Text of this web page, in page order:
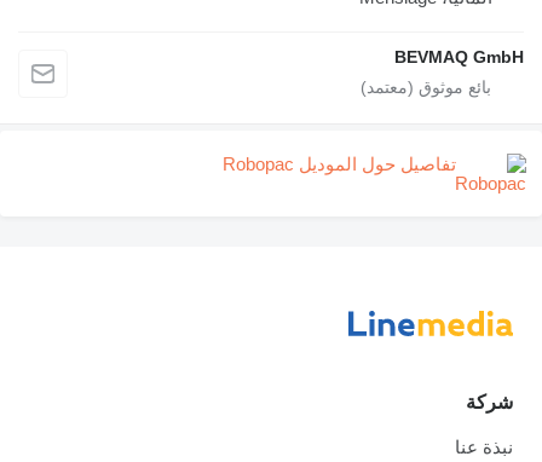
BEVMAQ GmbH
تفاصيل حول الموديل Robopac
شركة
نبذة عنا